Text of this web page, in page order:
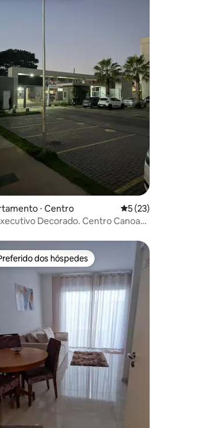
média de 5, 7 avaliações
⋅ Centro 5 de uma
5 (23)
Decorado. Centro Canoas,
média de 5, 63 avaliações
os melhores preferidos dos hóspedes
dos hóspedes